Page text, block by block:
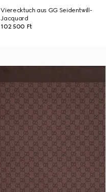
Vierecktuch aus GG Seidentwill-
Jacquard
102 500 Ft